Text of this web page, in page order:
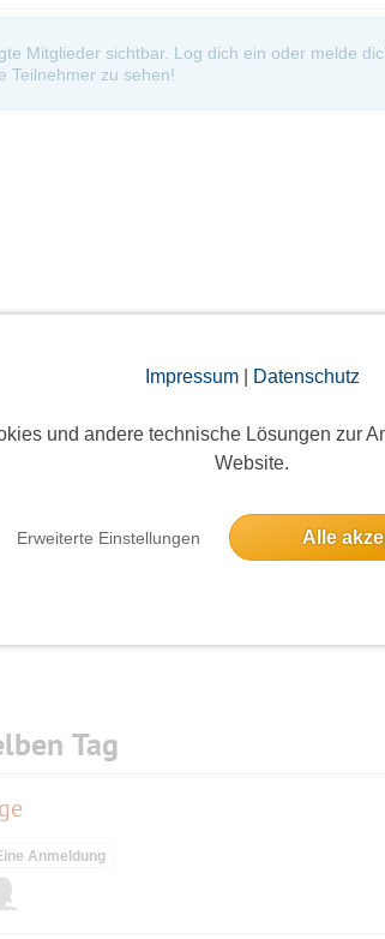
Impressum| Datenschutz
und andere technische Lösungen zur
Website.
Erweiterte Einstellungen Alle
Mitglieder sichtbar. Log dich ein oder melde
Teilnehmer zu sehen!
Tag
Anmeldung